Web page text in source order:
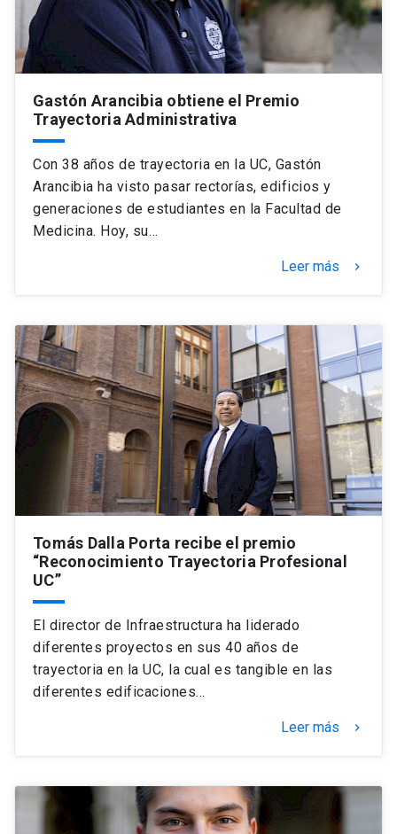
Gastón Arancibia obtiene el Premio
Trayectoria Administrativa
Con 38 años de trayectoria en la UC, Gastón
Arancibia ha visto pasar rectorías, edificios y
generaciones de estudiantes en la Facultad de
Medicina. Hoy, su…
Leer más keyboard_arrow_right
Tomás Dalla Porta recibe el premio
“Reconocimiento Trayectoria Profesional
UC”
El director de Infraestructura ha liderado
diferentes proyectos en sus 40 años de
trayectoria en la UC, la cual es tangible en las
diferentes edificaciones…
Leer más keyboard_arrow_right